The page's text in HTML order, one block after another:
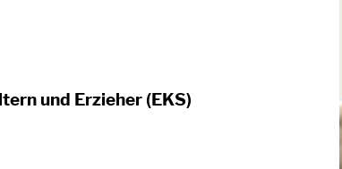
und Erzieher (EKS)